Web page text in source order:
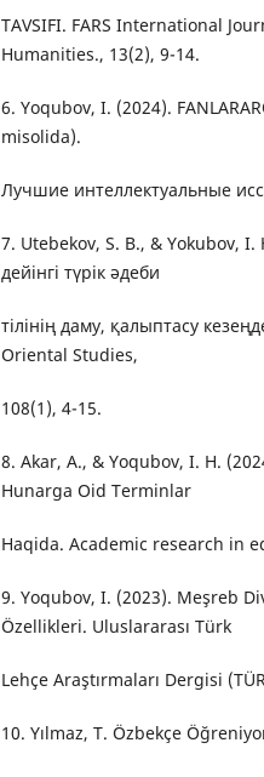
TAVSIFI. FARS International
Humanities., 13(2), 9-14.
6. Yoqubov, I. (2024).
misolida).
Лучшие интеллектуальные
7. Utebekov, S. B., & Yokubov, I.
дейінгі түрік əдеби
тілінің даму, қалыптасу
Oriental Studies,
108(1), 4-15.
8. Akar, A., & Yoqubov, I. H.
Hunarga Oid Terminlar
Haqida. Academic research in
9. Yoqubov, I. (2023). Meşreb
Özellikleri. Uluslararası Türk
Lehçe Araştırmaları Dergisi
10. Yılmaz, T. Özbekçe